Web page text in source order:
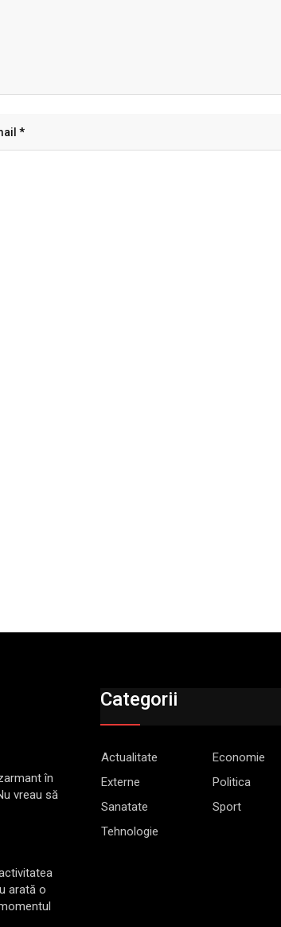
în
vreau să
arată o
Categorii
Actualitate
Economie
Externe
Politica
Sanatate
Sport
Tehnologie